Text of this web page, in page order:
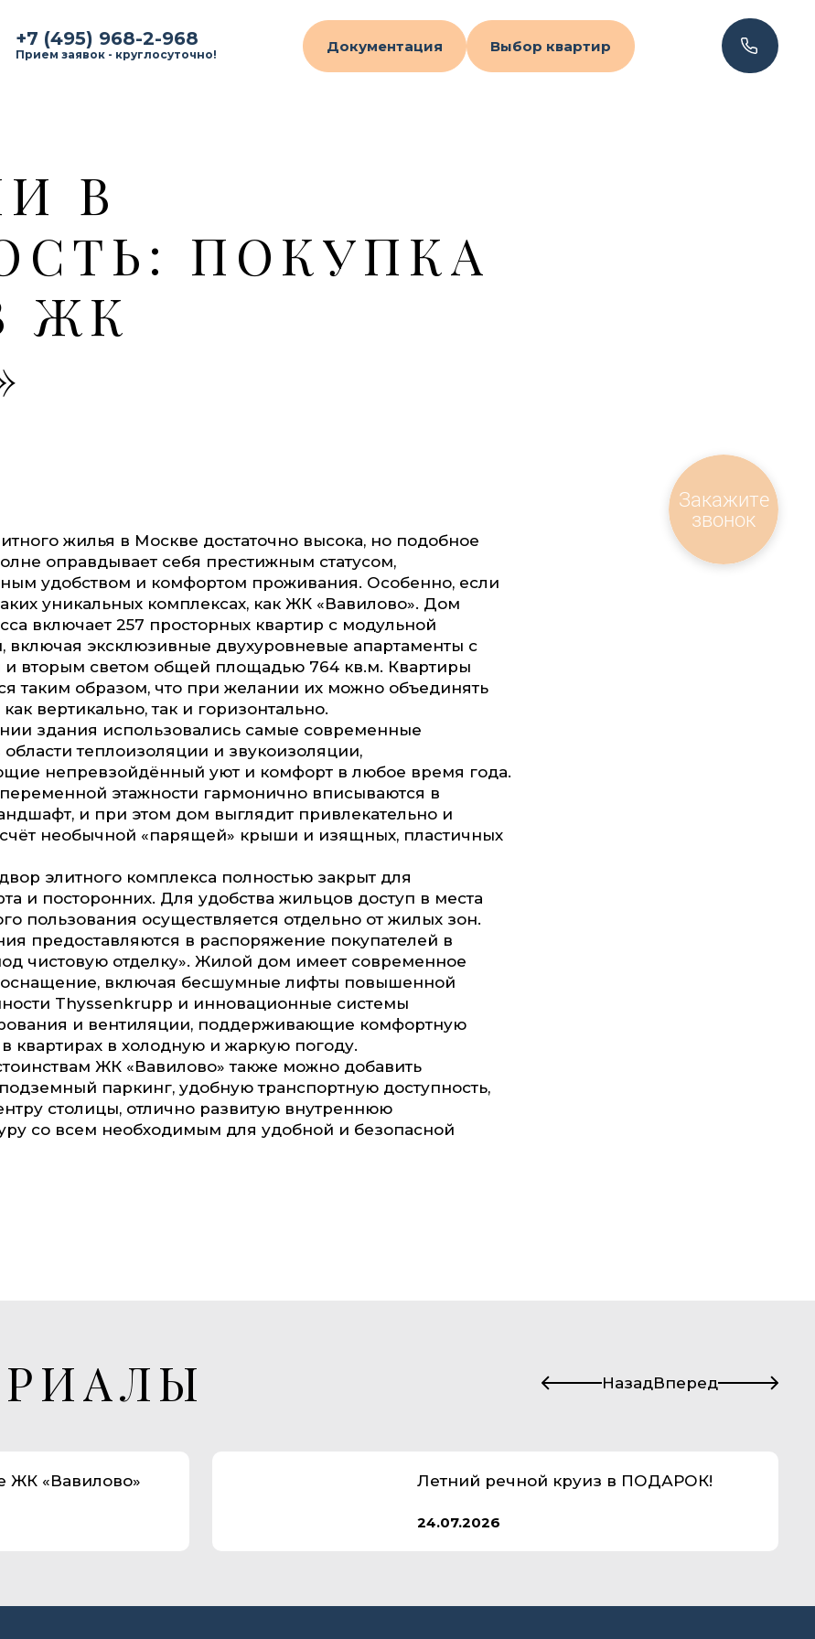
+7 (495) 968-2-968
Прием заявок - круглосуточно! Документация Выбор квартир
В
ПОКУПКА
ЖК
жилья в Москве достаточно высока, но подобное
оправдывает себя престижным статусом,
удобством и комфортом проживания. Особенно, если
уникальных комплексах, как ЖК «Вавилово». Дом
включает 257 просторных квартир с модульной
включая эксклюзивные двухуровневые апартаменты с
и вторым светом общей площадью 764 кв.м. Квартиры
таким образом, что при желании их можно объединять
вертикально, так и горизонтально.
здания использовались самые современные
области теплоизоляции и звукоизоляции,
непревзойдённый уют и комфорт в любое время года.
этажности гармонично вписываются в
и при этом дом выглядит привлекательно и
необычной «парящей» крыши и изящных, пластичных
элитного комплекса полностью закрыт для
и посторонних. Для удобства жильцов доступ в места
пользования осуществляется отдельно от жилых зон.
предоставляются в распоряжение покупателей в
чистовую отделку». Жилой дом имеет современное
оснащение, включая бесшумные лифты повышенной
Thyssenkrupp и инновационные системы
и вентиляции, поддерживающие комфортную
квартирах в холодную и жаркую погоду.
ЖК «Вавилово» также можно добавить
паркинг, удобную транспортную доступность,
столицы, отлично развитую внутреннюю
со всем необходимым для удобной и безопасной
НазадВперед
ЖК «Вавилово» Летний речной круиз в ПОДАРОК!
24.07.2026
Закажите
звонок